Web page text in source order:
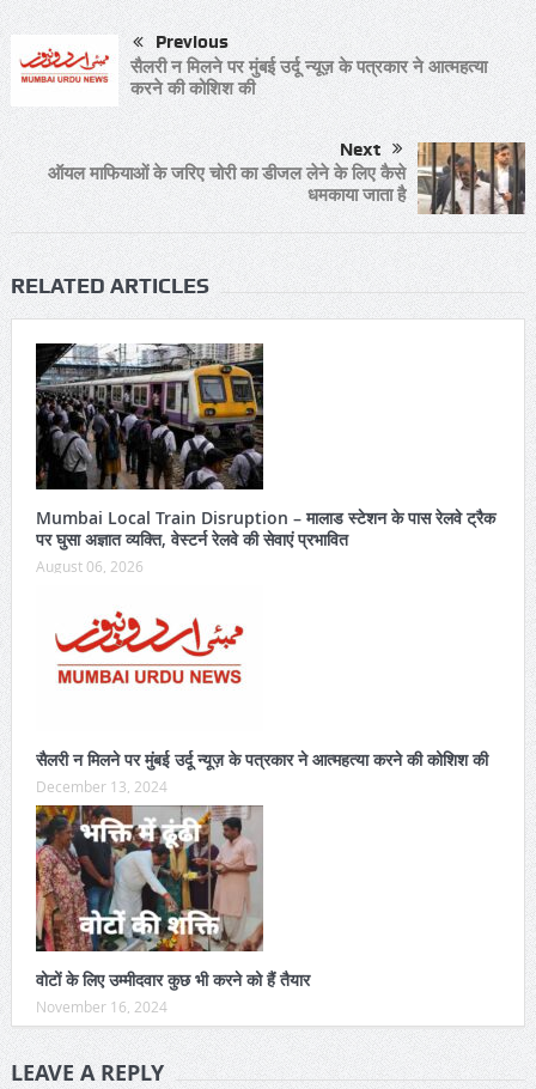
Previous
सैलरी न मिलने पर मुंबई उर्दू न्यूज़ के पत्रकार ने आत्महत्या
करने की कोशिश की
Next
ऑयल माफियाओं के जरिए चोरी का डीजल लेने के लिए कैसे
धमकाया जाता है
RELATED ARTICLES
Mumbai Local Train Disruption – मालाड स्टेशन के पास रेलवे ट्रैक
पर घुसा अज्ञात व्यक्ति, वेस्टर्न रेलवे की सेवाएं प्रभावित
August 06, 2026
सैलरी न मिलने पर मुंबई उर्दू न्यूज़ के पत्रकार ने आत्महत्या करने की कोशिश की
December 13, 2024
वोटों के लिए उम्मीदवार कुछ भी करने को हैं तैयार
November 16, 2024
LEAVE A REPLY